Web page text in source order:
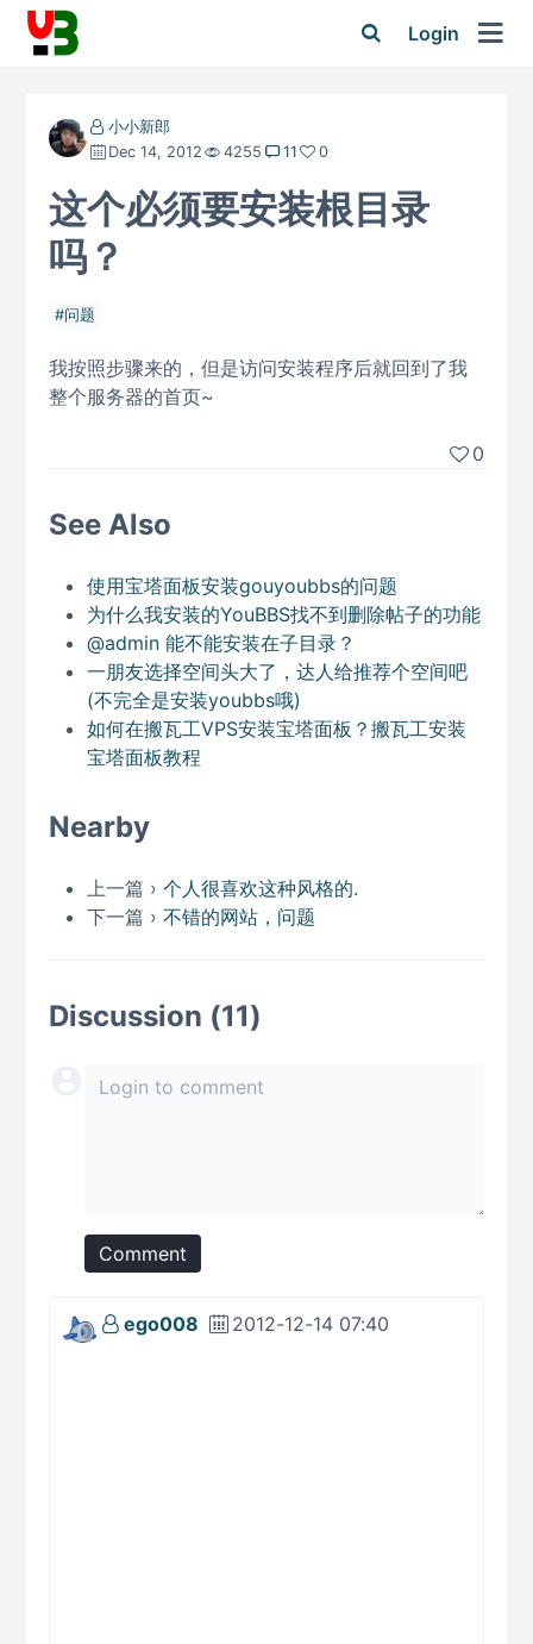
Login
小小新郎
Dec 14, 2012
4255 11 0
这个必须要安装根目录
吗？
问题
我按照步骤来的，但是访问安装程序后就回到了我
整个服务器的首页~
0
See Also
使用宝塔面板安装gouyoubbs的问题
为什么我安装的YouBBS找不到删除帖子的功能
@admin 能不能安装在子目录？
一朋友选择空间头大了，达人给推荐个空间吧
(不完全是安装youbbs哦)
如何在搬瓦工VPS安装宝塔面板？搬瓦工安装
宝塔面板教程
Nearby
上一篇 › 个人很喜欢这种风格的.
下一篇 › 不错的网站，问题
Discussion (11)
Comment
ego008 2012-12-14 07:40